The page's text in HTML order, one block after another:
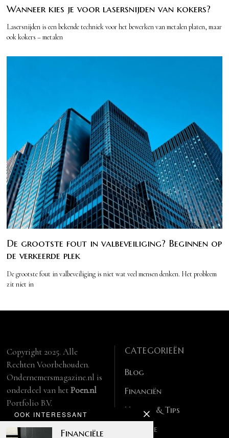
OOK INTERESSANT
Financiële
Wanneer kies je voor lasersnijden van kokers?
Lasersnijden is een bekende techniek voor het bewerken van metalen platen, maar
ook kokers – metalen
De grootste fout in valbeveiliging? Beginnen op
de verkeerde plek
De grootste fout in valbeveiliging is niet wat veel mensen denken. Het probleem
zit niet in
Copyright 2025. Alle
Rechten Voorbehouden.
Ondernemersmagazine.nl is
onderdeel van hetPoen.nl
Portfolio B.V.
info@ondernemersmagazine.nl.
Partner websites:
CATEGORIEËN
Blog
Financiën
Handig & Tips
Lifestyle